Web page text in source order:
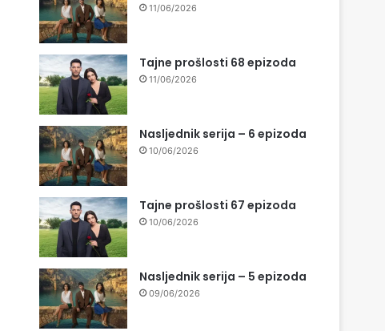
11/06/2026
Tajne prošlosti 68 epizoda
11/06/2026
Nasljednik serija – 6 epizoda
10/06/2026
Tajne prošlosti 67 epizoda
10/06/2026
Nasljednik serija – 5 epizoda
09/06/2026